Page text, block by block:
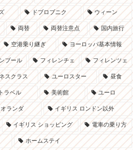
ドブロブニク ウィーン
両替 両替注意点 国内旅行
空港乗り継ぎ ヨーロッパ基本情報
ブール フィレンチェ フィレンツェ
スクラス ユーロスター 昼食
ラベル 美術館 ユーロ
オランダ イギリス ロンドン以外
イギリス ショッピング 電車の乗り方
ホームステイ